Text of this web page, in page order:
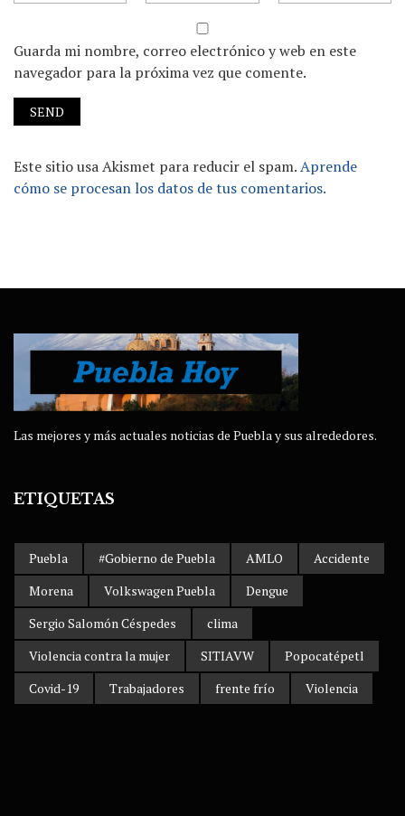
Guarda mi nombre, correo electrónico y web en este
navegador para la próxima vez que comente.
Este sitio usa Akismet para reducir el spam.Aprende
cómo se procesan los datos de tus comentarios.
Las mejores y más actuales noticias de Puebla y sus alrededores.
ETIQUETAS
Puebla #Gobierno de Puebla AMLO
Accidente
Morena
Volkswagen Puebla
Dengue
Sergio Salomón Céspedes
clima
Violencia contra la mujer
SITIAVW
Popocatépetl
Covid-19
Trabajadores frente frío Violencia